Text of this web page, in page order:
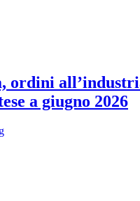
ordini
a giugno 2026